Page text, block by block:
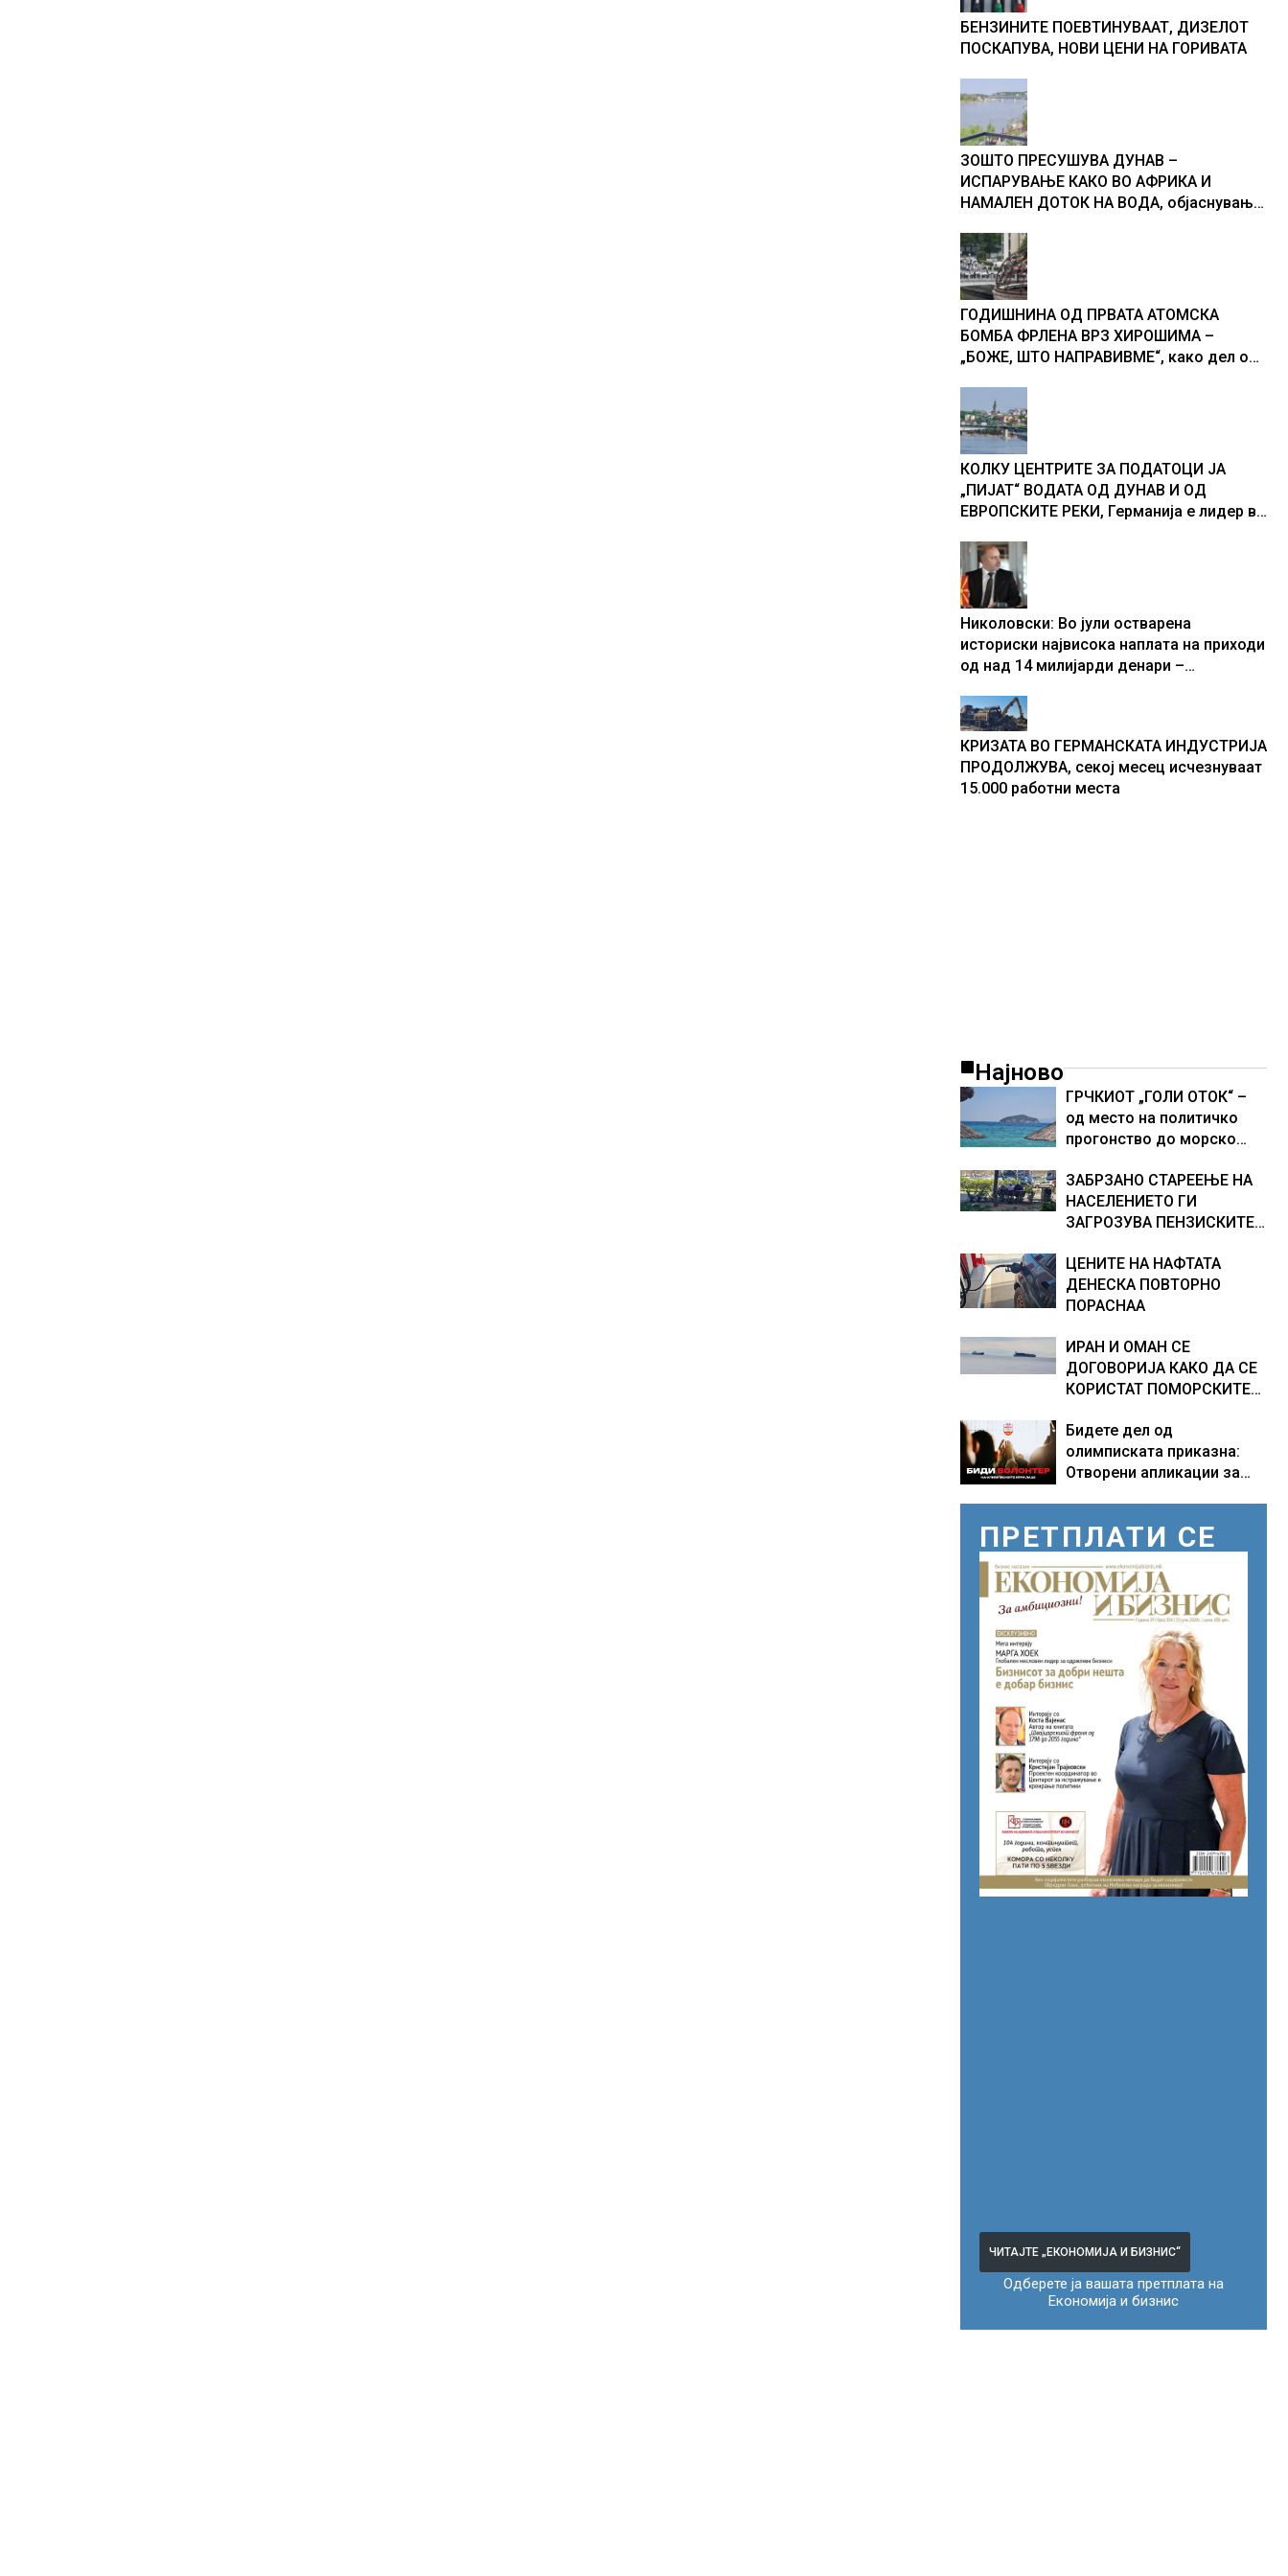
БЕНЗИНИТЕ ПОЕВТИНУВААТ, ДИЗЕЛОТ
ПОСКАПУВА, НОВИ ЦЕНИ НА ГОРИВАТА
ЗОШТО ПРЕСУШУВА ДУНАВ –
ИСПАРУВАЊЕ КАКО ВО АФРИКА И
НАМАЛЕН ДОТОК НА ВОДА, објаснување
ГОДИШНИНА ОД ПРВАТА АТОМСКА
БОМБА ФРЛЕНА ВРЗ ХИРОШИМА –
„БОЖЕ, ШТО НАПРАВИВМЕ“, како дел од
учесниците во бомбардирањето го
доживуваа овој настан што го промени
текот на историјата
КОЛКУ ЦЕНТРИТЕ ЗА ПОДАТОЦИ ЈА
„ПИЈАТ“ ВОДАТА ОД ДУНАВ И ОД
ЕВРОПСКИТЕ РЕКИ, Германија е лидер во
податоци
Николовски: Во јули остварена
историски највисока наплата на приходи
од над 14 милијарди денари –
резултати
КРИЗАТА ВО ГЕРМАНСКАТА ИНДУСТРИЈА
ПРОДОЛЖУВА, секој месец исчезнуваат
15.000 работни места
Најново
ГРЧКИОТ „ГОЛИ ОТОК“ –
од место на политичко
прогонство до морско
ЗАБРЗАНО СТАРЕЕЊЕ НА
НАСЕЛЕНИЕТО ГИ
ЗАГРОЗУВА ПЕНЗИСКИТЕ
долгорочниот економски
раст
ЦЕНИТЕ НА НАФТАТА
ДЕНЕСКА ПОВТОРНО
ПОРАСНАА
ИРАН И ОМАН СЕ
ДОГОВОРИЈА КАКО ДА СЕ
КОРИСТАТ ПОМОРСКИТЕ
НИЗ ОРМУСКАТА ТЕСНИНА
Бидете дел од
олимписката приказна:
Отворени апликации за
ПРЕТПЛАТИ СЕ
ЧИТАЈТЕ „ЕКОНОМИЈА И БИЗНИС“
Одберете ја вашата претплата на
Економија и бизнис